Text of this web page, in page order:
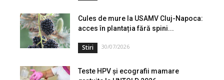
Cules de mure la USAMV Cluj-Napoca:
acces în plantația fără spini...
Stiri 30/07/2026
Teste HPV și ecografii mamare